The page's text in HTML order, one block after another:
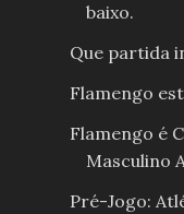
baixo.
Que partida
Flamengo
Flamengo é
Masculino
Pré-Jogo: